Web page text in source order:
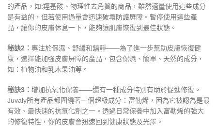
的產品，如:羥基酸、物理性去角質的商品，雖然適量使用這些成分
是有益的，但若使用過量會迅速破壞防護屏障。暫停使用這些產
品，讓你的皮膚休息一下，能夠讓肌膚恢復到最佳狀態。
秘訣2： 專注於保濕、舒緩和鎮靜——為了進一步幫助皮膚恢復健
康，選擇能加強皮膚屏障的產品，包含保濕、簡單、天然的成分，
如：植物油和乳木果油等。
秘訣3： 增加抗氧化保養——還有一種成分特別有助於促進修復。
Juvaly所有產品都圍繞著一個超級成分：富勒烯，因為它被認為是最
有效、最快速的抗氧化劑之一。透過日常保養中加入富勒烯的強大
的修復特性，你的皮膚會迅速回到健康狀態及光澤。